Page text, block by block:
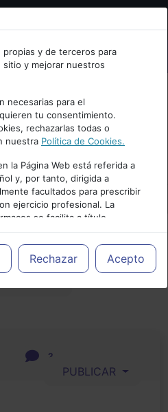
email.
Cancelar
y de terceros para
sitio y mejorar nuestros
necesarias para el
tu consentimiento.
rechazarlas todas o
nuestra Política de Cookies.
la Página Web está referida a
y, por tanto, dirigida a
facultados para prescribir
ejercicio profesional. La
se facilita a título
responsabilidad de los
medicamentos y decidir, en
más adecuado a las
Rechazar Acepto
|Psicoterapias
2
PUBLICAR